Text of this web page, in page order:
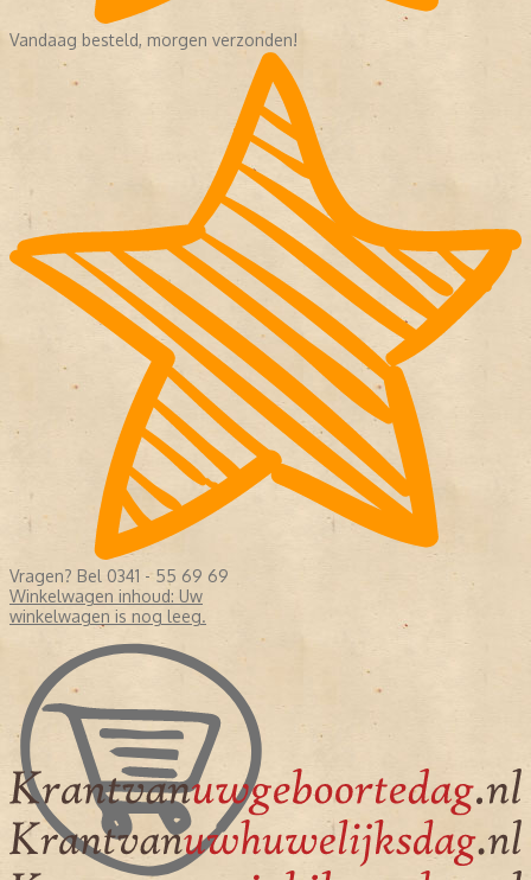
Vandaag besteld, morgen verzonden!
Vragen? Bel 0341 - 55 69 69
Winkelwagen inhoud: Uw
winkelwagen is nog leeg.